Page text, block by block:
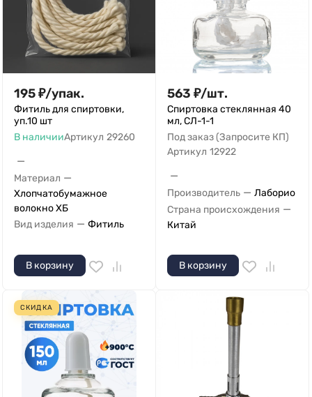
195₽/упак.
Фитиль для спиртовки,
уп.10 шт
В наличииАртикул 29260
—
Материал —
Хлопчатобумажное
волокно ХБ
Вид изделия — Фитиль
В корзину
563 ₽/шт.
Спиртовка стеклянная 40
мл, СЛ-1-1
Под заказ (Запросите КП)
Артикул 12922
—
Производитель — Лаборио
Страна происхождения —
Китай
В корзину
СКИДКА